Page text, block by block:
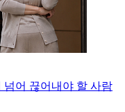
어 끊어내야 할 사람